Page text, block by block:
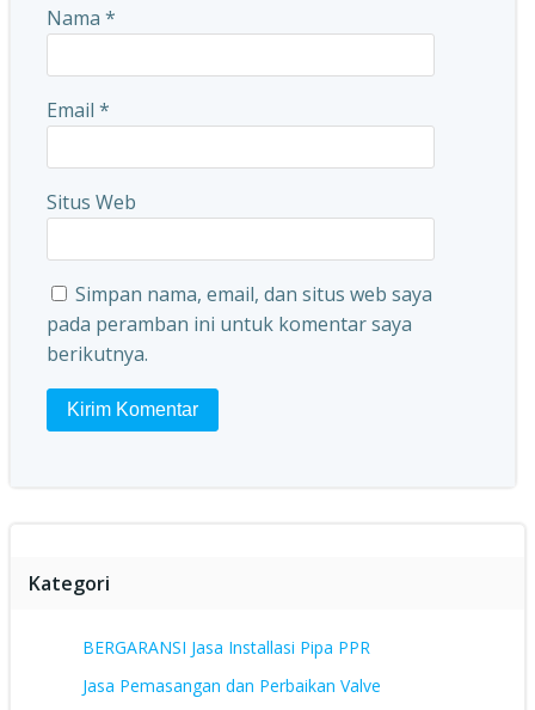
Nama *
Email *
Situs Web
Simpan nama, email, dan situs web saya
pada peramban ini untuk komentar saya
berikutnya.
Kategori
BERGARANSI Jasa Installasi Pipa PPR
Jasa Pemasangan dan Perbaikan Valve